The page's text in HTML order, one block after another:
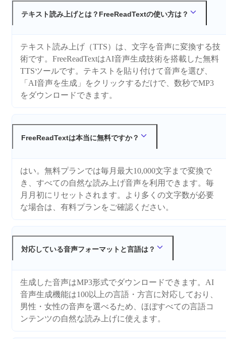
テキスト読み上げとは？FreeReadTextの使い方は？
テキスト読み上げ（TTS）は、文字を音声に変換する技
術です。FreeReadTextはAI音声生成技術を搭載した無料
TTSツールです。テキストを貼り付けて音声を選び、
「AI音声を生成」をクリックするだけで、数秒でMP3
をダウンロードできます。
FreeReadTextは本当に無料ですか？
はい。無料プランでは毎月最大10,000文字まで変換で
き、すべての自然な読み上げ音声を利用できます。毎
月月初にリセットされます。より多くの文字数が必要
な場合は、有料プランをご確認ください。
対応している音声フォーマットと言語は？
生成した音声はMP3形式でダウンロードできます。AI
音声生成機能は100以上の言語・方言に対応しており、
男性・女性の音声を選べるため、ほぼすべての言語コ
ンテンツの自然な読み上げに使えます。